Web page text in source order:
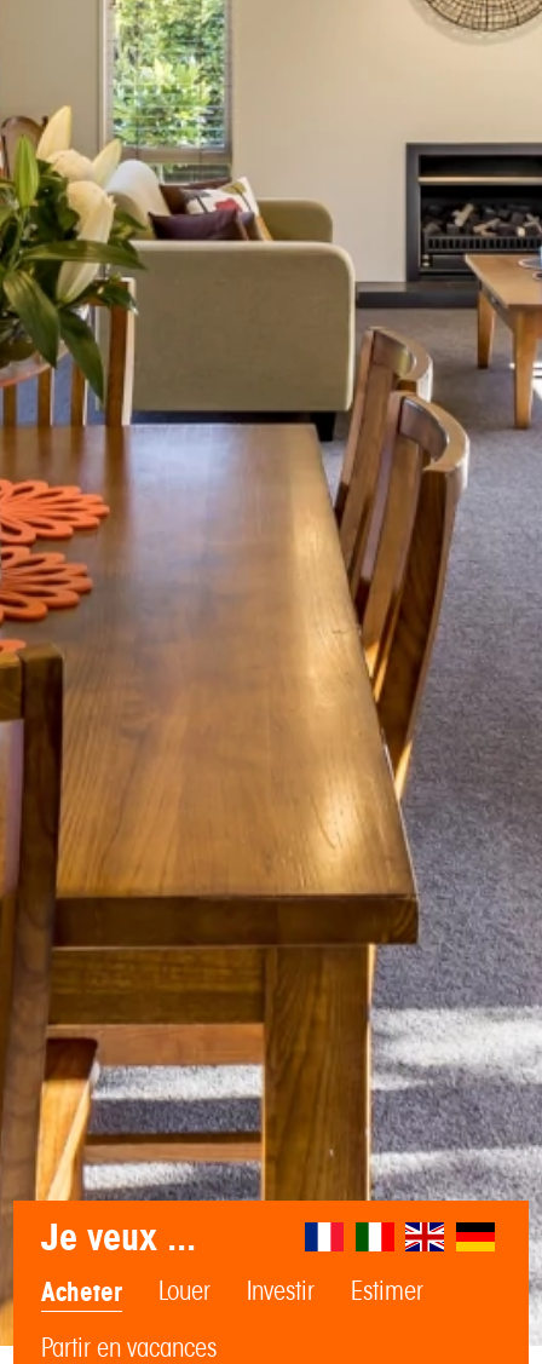
Je veux ...
Acheter Louer Investir
Estimer
Partir en vacances